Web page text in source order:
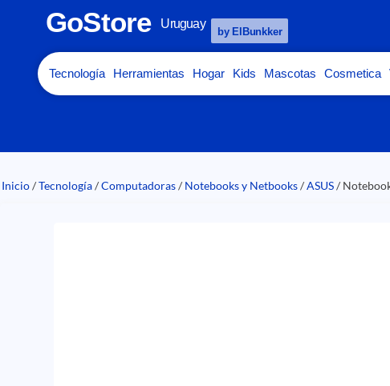
GoStore Uruguay
by ElBunkker
Tecnología Herramientas Hogar Kids Mascotas Cosmetica
Inicio/Tecnología/Computadoras/ Notebooks y Netbooks/ASUS/